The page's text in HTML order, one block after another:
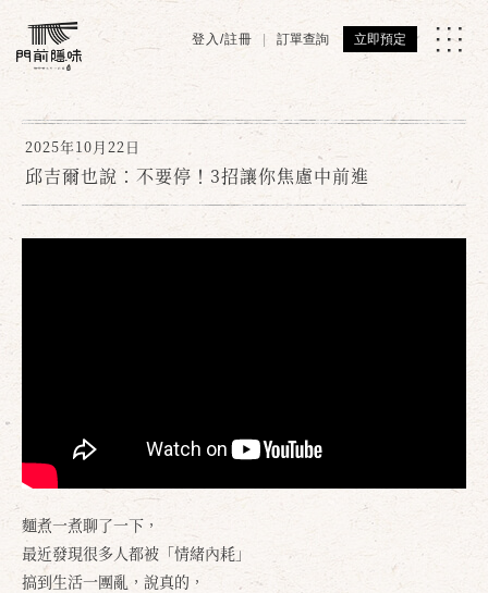
登入/註冊 訂單查詢 立即預定
2025年10月22日
邱吉爾也說：不要停！3招讓你焦慮中前進
麵煮一煮聊了一下，
最近發現很多人都被「情緒內耗」
搞到生活一團亂，說真的，